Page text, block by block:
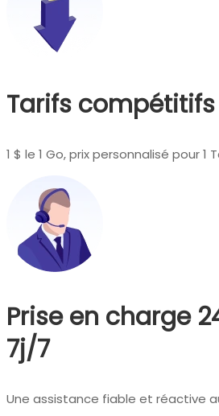
Tarifs compétitifs
1 $ le 1 Go, prix personnalisé pour 1
Prise en charge
7j/7
Une assistance fiable et réactive